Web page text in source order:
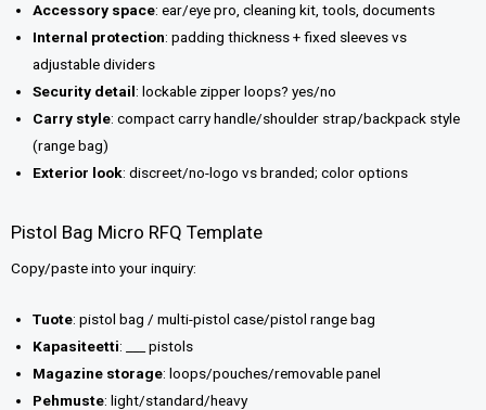
Accessory space: ear/eye pro, cleaning kit, tools, documents
Internal protection: padding thickness + fixed sleeves vs
adjustable dividers
Security detail: lockable zipper loops? yes/no
Carry style: compact carry handle/shoulder strap/backpack style
(range bag)
Exterior look: discreet/no-logo vs branded; color options
Pistol Bag Micro RFQ Template
Copy/paste into your inquiry:
Tuote: pistol bag / multi-pistol case/pistol range bag
Kapasiteetti: ___ pistols
Magazine storage: loops/pouches/removable panel
Pehmuste: light/standard/heavy